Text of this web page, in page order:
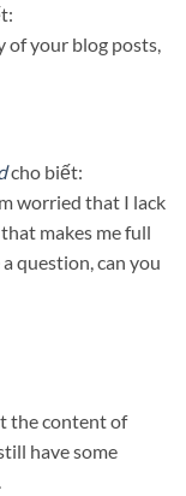
of your blog posts,
cho biết:
worried that I lack
makes me full
question, can you
the content of
have some